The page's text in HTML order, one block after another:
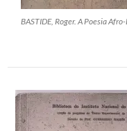
BASTIDE, Roger. A Poesia